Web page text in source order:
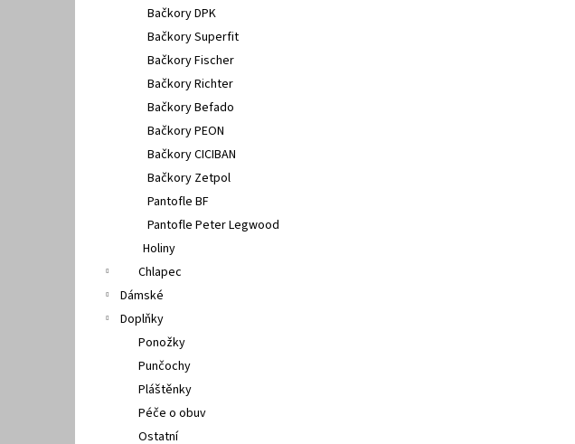
Bačkory DPK
Bačkory Superfit
Bačkory Fischer
Bačkory Richter
Bačkory Befado
Bačkory PEON
Bačkory CICIBAN
Bačkory Zetpol
Pantofle BF
Pantofle Peter Legwood
Holiny
Chlapec
Dámské
Doplňky
Ponožky
Punčochy
Pláštěnky
Péče o obuv
Ostatní